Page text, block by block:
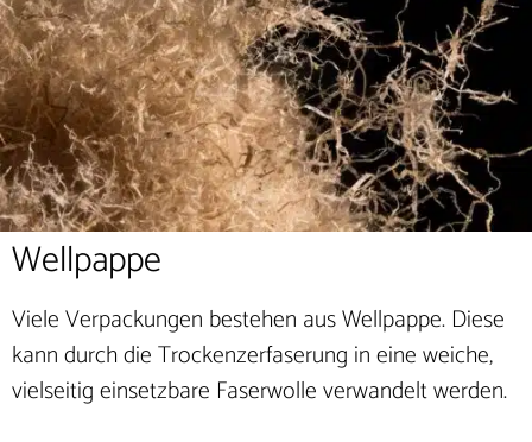
Wellpappe
Viele Verpackungen bestehen aus Wellpappe. Diese
kann durch die Trockenzerfaserung in eine weiche,
vielseitig einsetzbare Faserwolle verwandelt werden.